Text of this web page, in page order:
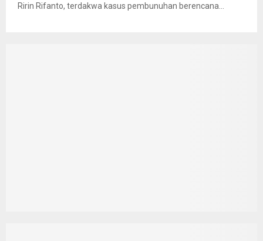
Ririn Rifanto, terdakwa kasus pembunuhan berencana...